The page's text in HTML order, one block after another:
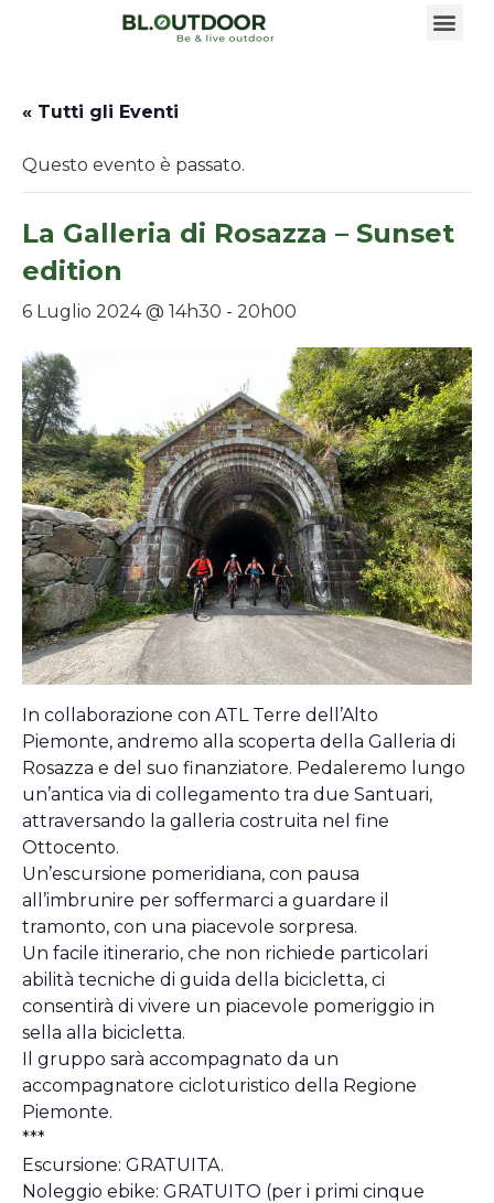
« Tutti gli Eventi
Questo evento è passato.
La Galleria di Rosazza – Sunset
edition
6 Luglio 2024 @ 14h30 - 20h00
In collaborazione con ATL Terre dell’Alto
Piemonte, andremo alla scoperta della Galleria di
Rosazza e del suo finanziatore. Pedaleremo lungo
un’antica via di collegamento tra due Santuari,
attraversando la galleria costruita nel fine
Ottocento.
Un’escursione pomeridiana, con pausa
all’imbrunire per soffermarci a guardare il
tramonto, con una piacevole sorpresa.
Un facile itinerario, che non richiede particolari
abilità tecniche di guida della bicicletta, ci
consentirà di vivere un piacevole pomeriggio in
sella alla bicicletta.
Il gruppo sarà accompagnato da un
accompagnatore cicloturistico della Regione
Piemonte.
***
Escursione: GRATUITA.
Noleggio ebike: GRATUITO (per i primi cinque